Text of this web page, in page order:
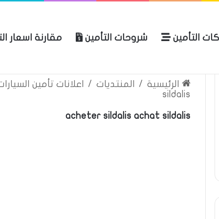
التأمين شروحات التأمين مقارنة اسعار للتأمين الرئيسية عن
الرئيسية / المنتديات / اعلانات تأمين
sildalis
acheter sildalis achat sildalis